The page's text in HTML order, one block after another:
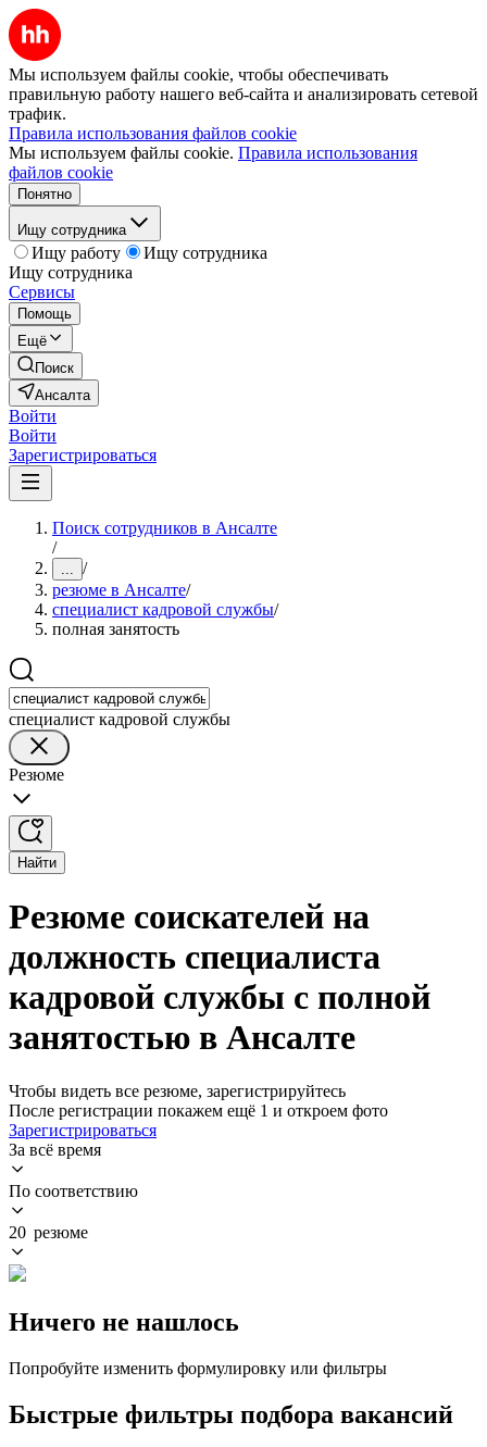
Мы используем файлы cookie, чтобы обеспечивать
правильную работу нашего веб-сайта и анализировать сетевой
трафик.
Правила использования файлов cookie
Мы используем файлы cookie. Правила использования
файлов cookie
Понятно
Ищу сотрудника
Ищу работу
Ищу сотрудника
Ищу сотрудника
Сервисы
Помощь
Ещё
Поиск
Ансалта
Войти
Войти
Зарегистрироваться
Поиск сотрудников в Ансалте
/
... /
резюме в Ансалте/
специалист кадровой службы/
полная занятость
специалист кадровой службы
Резюме
Найти
Резюме соискателей на
должность специалиста
кадровой службы с полной
занятостью в Ансалте
Чтобы видеть все резюме, зарегистрируйтесь
После регистрации покажем ещё 1 и откроем фото
Зарегистрироваться
За всё время
По соответствию
20 резюме
Ничего не нашлось
Попробуйте изменить формулировку или фильтры
Быстрые фильтры подбора вакансий